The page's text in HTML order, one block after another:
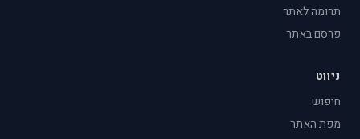
תרומה לאתר
פרסם באתר
ניווט
חיפוש
מפת האתר